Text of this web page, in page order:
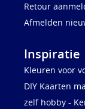
Retour
Afmelden
Inspiratie
Kleuren voor
DIY Kaarten
zelf hobby -